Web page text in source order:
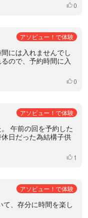
いいね
0
アソビュー！で体験
には入れませんでし
ので、予約時間に入
いいね
0
アソビュー！で体験
午前の回を予約した
日だった為結構子供
いいね
1
アソビュー！で体験
、存分に時間を楽し